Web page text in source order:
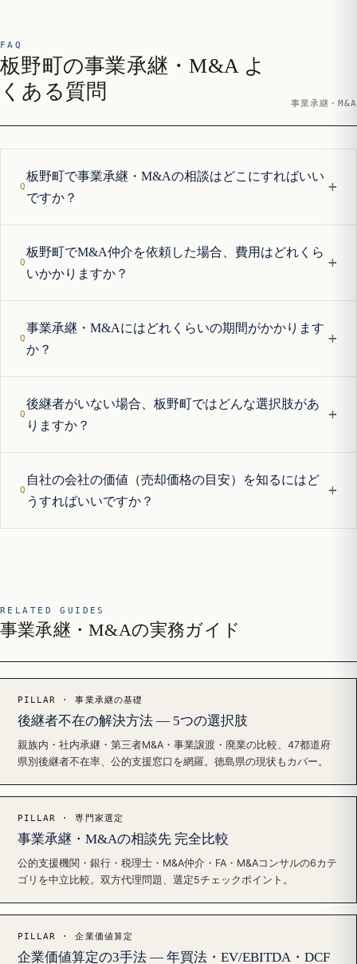
FAQ
板野町の事業承継・M&A よ
くある質問
事業承継・M&A
板野町で事業承継・M&Aの相談はどこにすればいい
ですか？
+
板野町でM&A仲介を依頼した場合、費用はどれくら
いかかりますか？
+
事業承継・M&Aにはどれくらいの期間がかかります
か？
+
後継者がいない場合、板野町ではどんな選択肢があ
りますか？
+
自社の会社の価値（売却価格の目安）を知るにはど
うすればいいですか？
+
RELATED GUIDES
事業承継・M&Aの実務ガイド
PILLAR · 事業承継の基礎
後継者不在の解決方法 — 5つの選択肢
親族内・社内承継・第三者M&A・事業譲渡・廃業の比較、47都道府
県別後継者不在率、公的支援窓口を網羅。徳島県の現状もカバー。
PILLAR · 専門家選定
事業承継・M&Aの相談先 完全比較
公的支援機関・銀行・税理士・M&A仲介・FA・M&Aコンサルの6カテ
ゴリを中立比較。双方代理問題、選定5チェックポイント。
PILLAR · 企業価値算定
企業価値算定の3手法 — 年買法・EV/EBITDA・DCF